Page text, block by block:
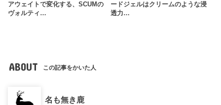
アウェイトで変化する、SCUMの
ヴォルティ…
ードジェルはクリームのような浸
透力…
ABOUT この記事をかいた人
名も無き鹿